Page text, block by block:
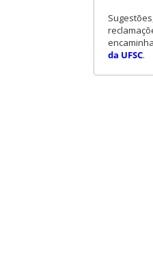
da UFSC.